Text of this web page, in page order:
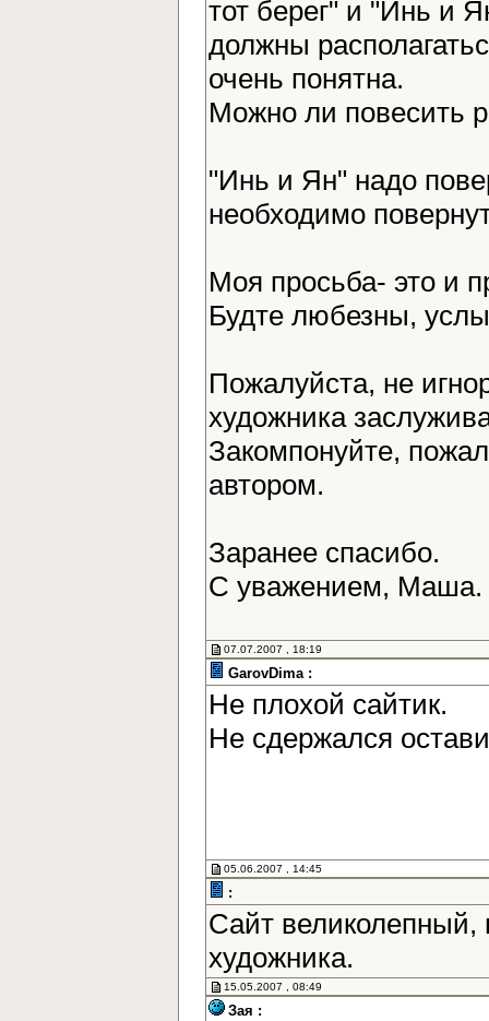
тот берег" и "Инь и
должны
очень понятна.
Можно ли повесить
"Инь и Ян" надо
необходимо
Моя просьба- это и
Будте любезны,
Пожалуйста, не
художника
Закомпонуйте,
автором.
Заранее спасибо.
С уважением, Маша.
07.07.2007 , 18:19
GarovDima :
Не плохой сайтик.
Не сдержался
05.06.2007 , 14:45
:
Сайт великолепный,
художника.
15.05.2007 , 08:49
Зая :